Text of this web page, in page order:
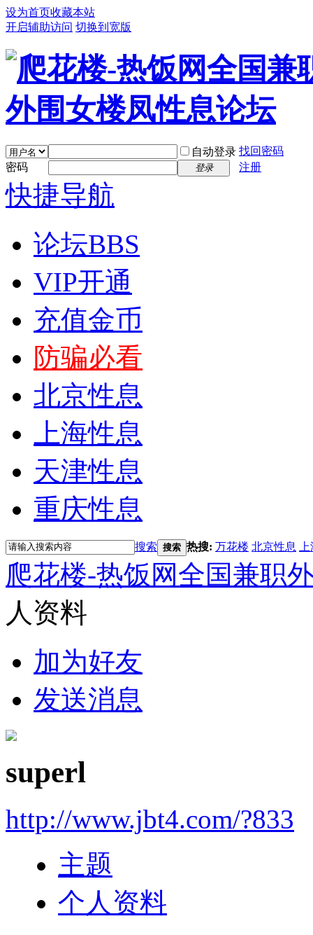
设为首页收藏本站
开启辅助访问 切换到宽版
自动登录 找回密码
密码
登录 注册
快捷导航
论坛BBS
VIP开通
充值金币
防骗必看
北京性息
上海性息
天津性息
重庆性息
搜索 搜索 热搜: 万花楼 北京性息
爬花楼-热饭网全国兼职
人资料
加为好友
发送消息
superl
http://www.jbt4.com/?833
主题
个人资料